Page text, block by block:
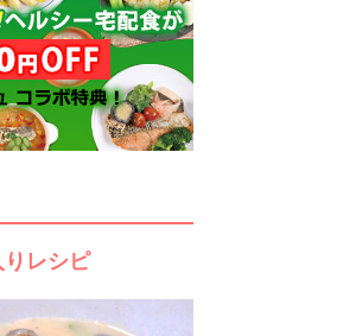
りレシピ